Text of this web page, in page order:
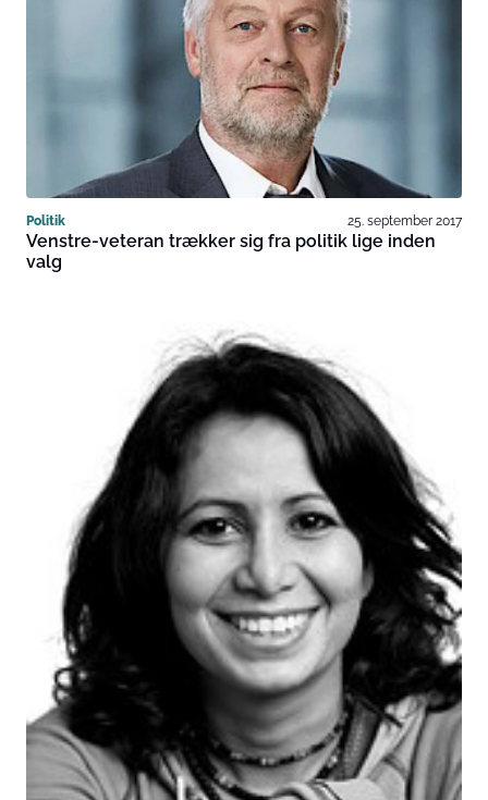
Politik 25. september 2017
Venstre-veteran trækker sig fra politik lige inden
valg